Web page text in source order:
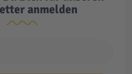
anmelden